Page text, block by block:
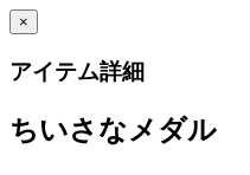
×
アイテム詳細
ちいさなメダル